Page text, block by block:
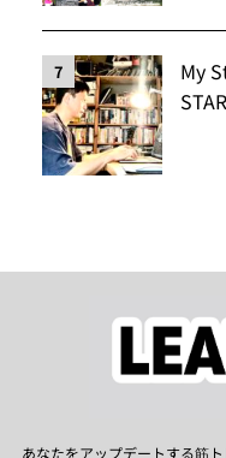
7
My
あなたをアップデートする筋